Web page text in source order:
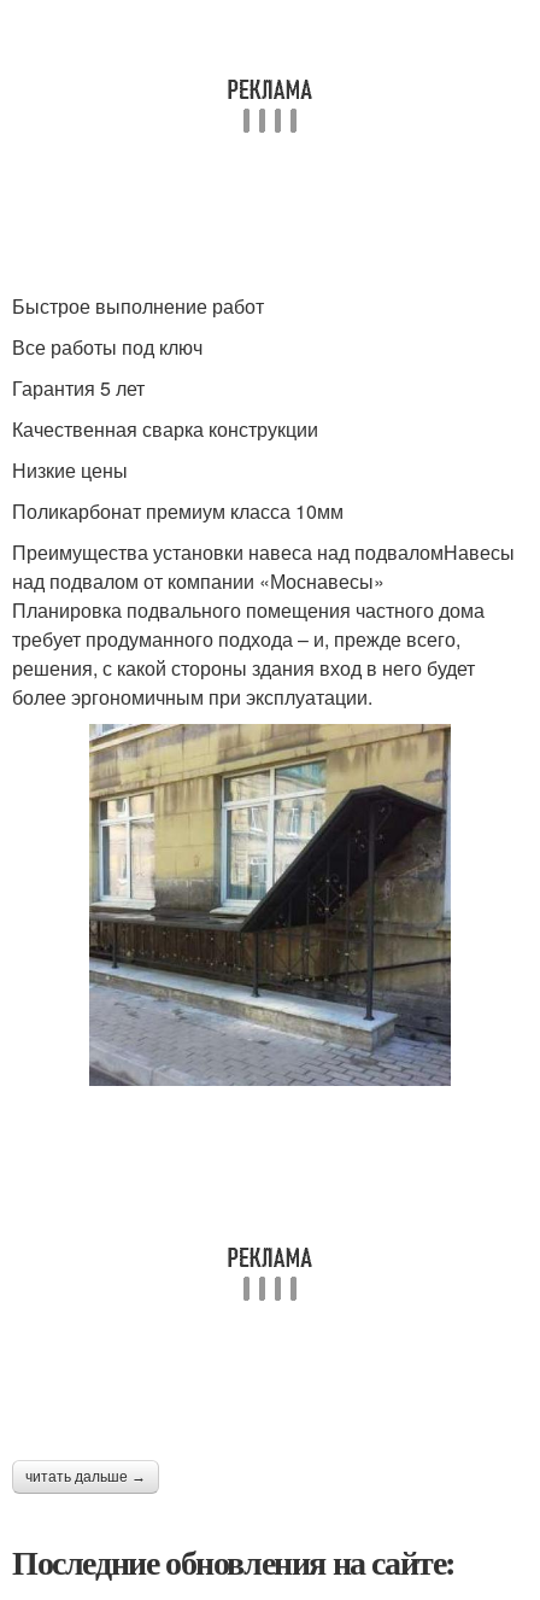
Быстрое выполнение работ
Все работы под ключ
Гарантия 5 лет
Качественная сварка конструкции
Низкие цены
Поликарбонат премиум класса 10мм
Преимущества установки навеса над подваломНавесы
над подвалом от компании «Моснавесы»
Планировка подвального помещения частного дома
требует продуманного подхода – и, прежде всего,
решения, с какой стороны здания вход в него будет
более эргономичным при эксплуатации.
читать дальше →
Последние обновления на сайте: